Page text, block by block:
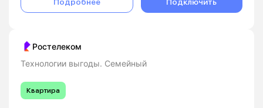
Ростелеком
Технологии выгоды. Семейный
Квартира